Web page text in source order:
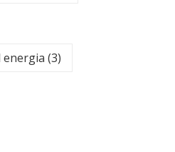
energia (3)